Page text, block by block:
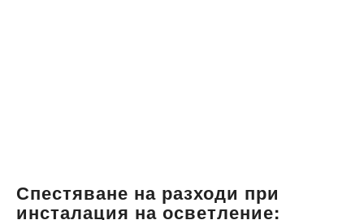
Спестяване на разходи при
инсталация на осветление: